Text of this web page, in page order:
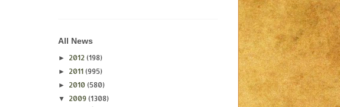
All News
► 2012 (198)
► 2011 (995)
► 2010 (580)
▼ 2009 (1308)